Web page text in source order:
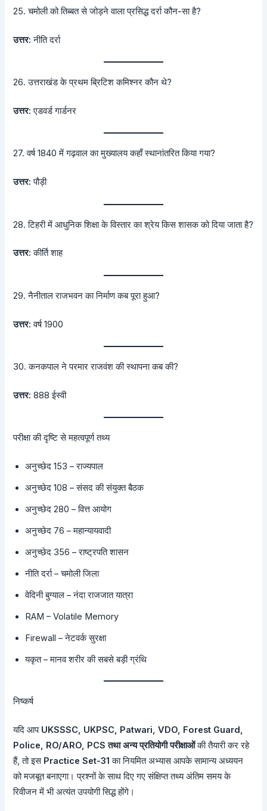
25. चमोली को तिब्बत से जोड़ने वाला प्रसिद्ध दर्रा कौन-सा है?
उत्तर: नीति दर्रा
26. उत्तराखंड के प्रथम ब्रिटिश कमिश्नर कौन थे?
उत्तर: एडवर्ड गार्डनर
27. वर्ष 1840 में गढ़वाल का मुख्यालय कहाँ स्थानांतरित किया गया?
उत्तर: पौड़ी
28. टिहरी में आधुनिक शिक्षा के विस्तार का श्रेय किस शासक को दिया जाता है?
उत्तर: कीर्ति शाह
29. नैनीताल राजभवन का निर्माण कब पूरा हुआ?
उत्तर: वर्ष 1900
30. कनकपाल ने परमार राजवंश की स्थापना कब की?
उत्तर: 888 ईस्वी
परीक्षा की दृष्टि से महत्वपूर्ण तथ्य
अनुच्छेद 153 – राज्यपाल
अनुच्छेद 108 – संसद की संयुक्त बैठक
अनुच्छेद 280 – वित्त आयोग
अनुच्छेद 76 – महान्यायवादी
अनुच्छेद 356 – राष्ट्रपति शासन
नीति दर्रा – चमोली जिला
वेदिनी बुग्याल – नंदा राजजात यात्रा
RAM – Volatile Memory
Firewall – नेटवर्क सुरक्षा
यकृत – मानव शरीर की सबसे बड़ी ग्रंथि
निष्कर्ष
यदि आप UKSSSC, UKPSC, Patwari, VDO, Forest Guard,
Police, RO/ARO, PCS तथा अन्य प्रतियोगी परीक्षाओंकी तैयारी कर रहे
हैं, तो इस Practice Set-31 का नियमित अभ्यास आपके सामान्य अध्ययन
को मजबूत बनाएगा। प्रश्नों के साथ दिए गए संक्षिप्त तथ्य अंतिम समय के
रिवीजन में भी अत्यंत उपयोगी सिद्ध होंगे।